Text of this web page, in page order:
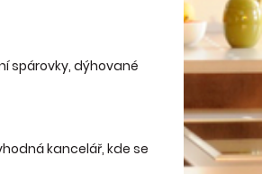
spárovky, dýhované
kancelář, kde se